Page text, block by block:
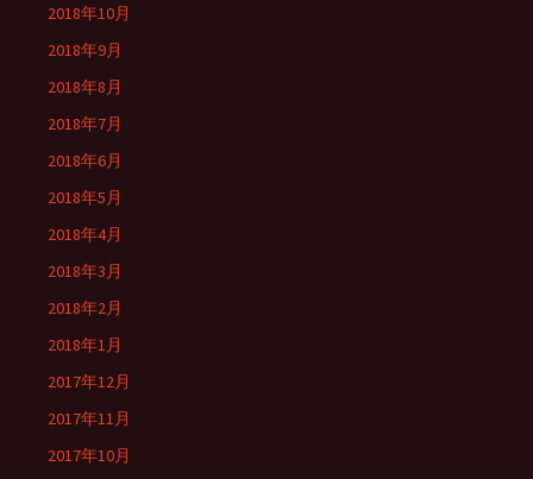
2018年10月
2018年9月
2018年8月
2018年7月
2018年6月
2018年5月
2018年4月
2018年3月
2018年2月
2018年1月
2017年12月
2017年11月
2017年10月